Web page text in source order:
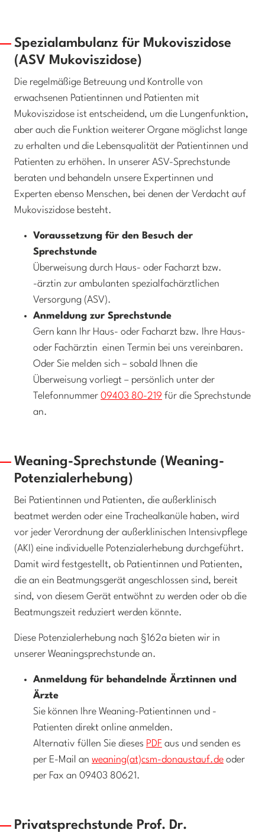
Spezialambulanz für Mukoviszidose
(ASV Mukoviszidose)
Die regelmäßige Betreuung und Kontrolle von
erwachsenen Patientinnen und Patienten mit
Mukoviszidose ist entscheidend, um die Lungenfunktion,
aber auch die Funktion weiterer Organe möglichst lange
zu erhalten und die Lebensqualität der Patientinnen und
Patienten zu erhöhen. In unserer ASV-Sprechstunde
beraten und behandeln unsere Expertinnen und
Experten ebenso Menschen, bei denen der Verdacht auf
Mukoviszidose besteht.
Voraussetzung für den Besuch der
Sprechstunde
Überweisung durch Haus- oder Facharzt bzw.
-ärztin zur ambulanten spezialfachärztlichen
Versorgung (ASV).
Anmeldung zur Sprechstunde
Gern kann Ihr Haus- oder Facharzt bzw. Ihre Haus-
oder Fachärztin einen Termin bei uns vereinbaren.
Oder Sie melden sich – sobald Ihnen die
Überweisung vorliegt – persönlich unter der
Telefonnummer 09403 80-219 für die Sprechstunde
an.
Weaning-Sprechstunde (Weaning-
Potenzialerhebung)
Bei Patientinnen und Patienten, die außerklinisch
beatmet werden oder eine Trachealkanüle haben, wird
vor jeder Verordnung der außerklinischen Intensivpflege
(AKI) eine individuelle Potenzialerhebung durchgeführt.
Damit wird festgestellt, ob Patientinnen und Patienten,
die an ein Beatmungsgerät angeschlossen sind, bereit
sind, von diesem Gerät entwöhnt zu werden oder ob die
Beatmungszeit reduziert werden könnte.
Diese Potenzialerhebung nach §162a bieten wir in
unserer Weaningsprechstunde an.
Anmeldung für behandelnde Ärztinnen und
Ärzte
Sie können Ihre Weaning-Patientinnen und -
Patienten direkt online anmelden.
Alternativ füllen Sie dieses PDF aus und senden es
per E-Mail an weaning(at)csm-donaustauf.de oder
per Fax an 09403 80621.
Privatsprechstunde Prof. Dr.